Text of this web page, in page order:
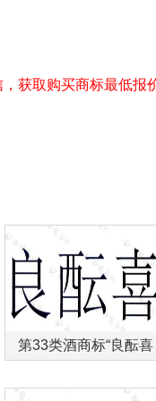
获取购买商标最低报
第33类酒商标“良酝喜